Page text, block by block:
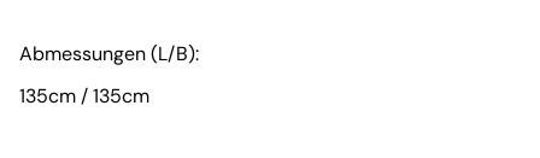
Abmessungen (L/B):
135cm / 135cm